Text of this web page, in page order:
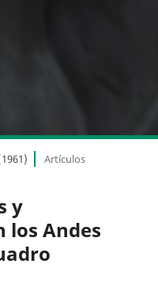
Artículos
y
los Andes